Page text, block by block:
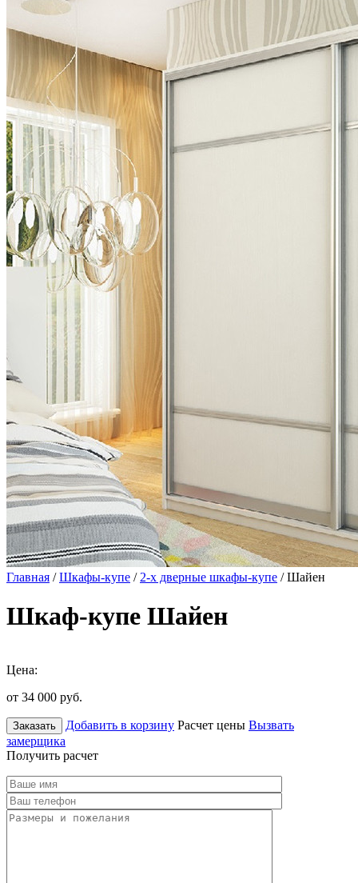
Главная /Шкафы-купе / 2-х дверные шкафы-купе / Шайен
Шкаф-купе Шайен
Цена:
от 34 000 руб.
Заказать Добавить в корзину Расчет цены Вызвать
замерщика
Получить расчет